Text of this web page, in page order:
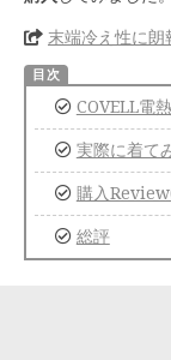
末端冷え性に
COVELL電
実際に着て
購入
総評